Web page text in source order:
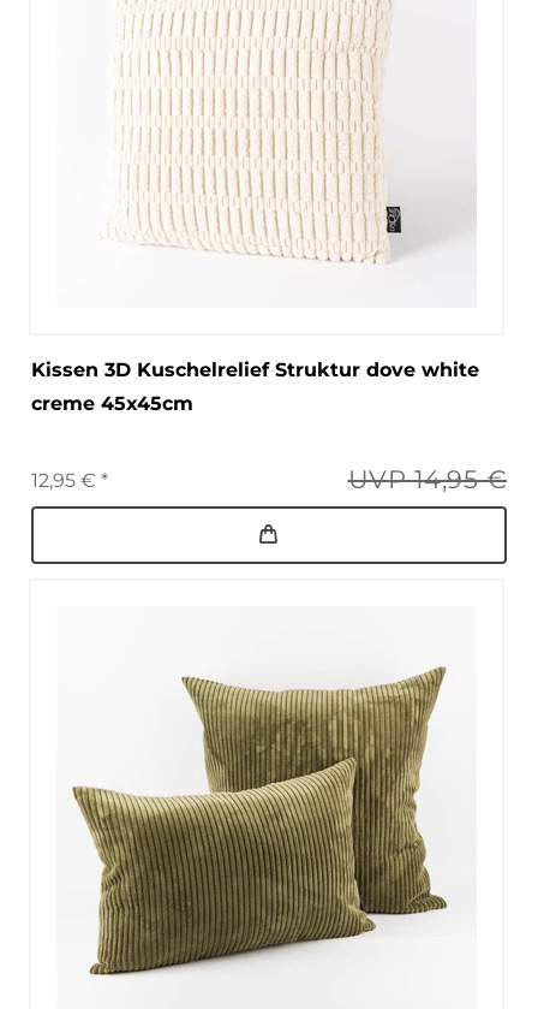
Kissen 3D Kuschelrelief Struktur dove white
creme 45x45cm
UVP 14,95 €
12,95 € *